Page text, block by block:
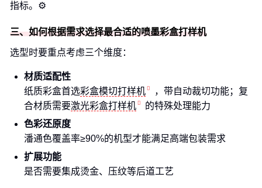
指标。⚙️
三、如何根据需求选择最合适的喷墨彩盒打样机
选型时要重点考虑三个维度：
材质适配性
纸质彩盒首选彩盒模切打样机
，带自动裁切功能；复
合材质需要激光彩盒打样机
的特殊处理能力
色彩还原度
潘通色覆盖率≥90%的机型才能满足高端包装需求
扩展功能
是否需要集成烫金、压纹等后道工艺